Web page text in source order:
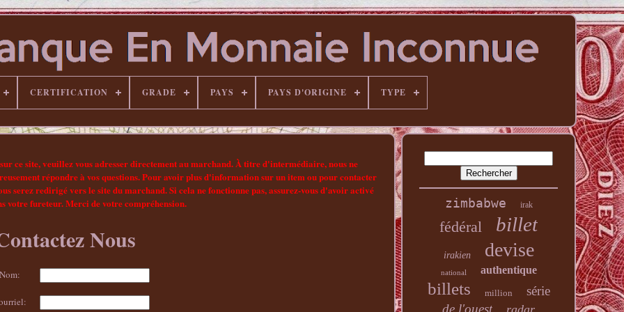
CERTIFICATION GRADE PAYS PAYS D'ORIGINE TYPE
ce site, veuillez vous adresser directement au marchand. À titre d'intermédiaire, nous ne
répondre à vos questions. Pour avoir plus d'information sur un item ou pour contacter
serez redirigé vers le site du marchand. Si cela ne fonctionne pas, assurez-vous d'avoir activé
votre fureteur. Merci de votre compréhension.
Nous
zimbabwe irak
fédéral billet
irakien devise
national authentique
billets million
série
de l'ouest